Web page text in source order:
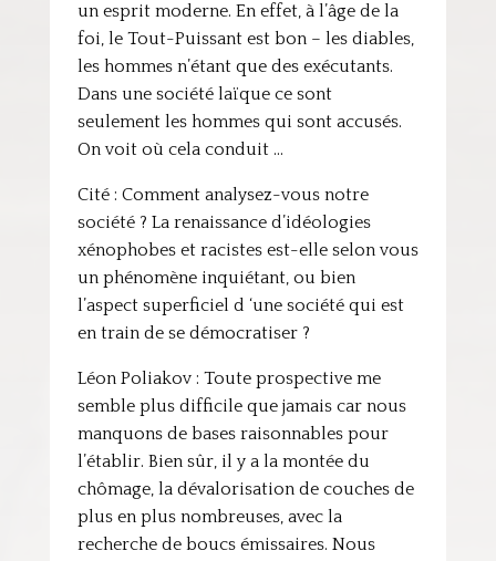
un esprit moderne. En effet, à l’âge de la
foi, le Tout-Puissant est bon – les diables,
les hommes n’étant que des exécutants.
Dans une société laïque ce sont
seulement les hommes qui sont accusés.
On voit où cela conduit …
Cité : Comment analysez-vous notre
société ? La renaissance d’idéologies
xénophobes et racistes est-elle selon vous
un phénomène inquiétant, ou bien
l’aspect superficiel d ‘une société qui est
en train de se démocratiser ?
Léon Poliakov : Toute prospective me
semble plus difficile que jamais car nous
manquons de bases raisonnables pour
l’établir. Bien sûr, il y a la montée du
chômage, la dévalorisation de couches de
plus en plus nombreuses, avec la
recherche de boucs émissaires. Nous